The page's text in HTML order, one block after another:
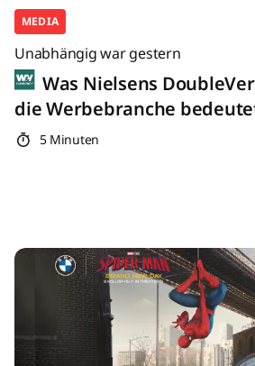
MEDIA
Unabhängig war gestern
Was Nielsens
die Werbebranche
5 Minuten